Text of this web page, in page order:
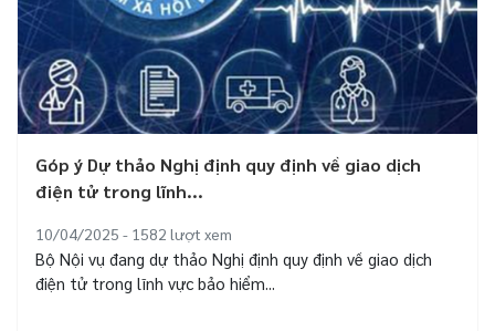
Góp ý Dự thảo Nghị định quy định về giao dịch
điện tử trong lĩnh...
10/04/2025 - 1582 lượt xem
Bộ Nội vụ đang dự thảo Nghị định quy định về giao dịch
điện tử trong lĩnh vực bảo hiểm...